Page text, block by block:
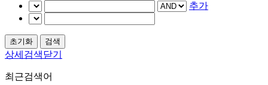
추가
상세검색닫기
최근검색어